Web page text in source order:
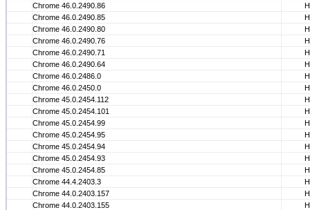
Chrome 46.0.2490.86
Chrome 46.0.2490.85
Chrome 46.0.2490.80
Chrome 46.0.2490.76
Chrome 46.0.2490.71
Chrome 46.0.2490.64
Chrome 46.0.2486.0
Chrome 46.0.2450.0
Chrome 45.0.2454.112
Chrome 45.0.2454.101
Chrome 45.0.2454.99
Chrome 45.0.2454.95
Chrome 45.0.2454.94
Chrome 45.0.2454.93
Chrome 45.0.2454.85
Chrome 44.4.2403.3
Chrome 44.0.2403.157
Chrome 44.0.2403.155